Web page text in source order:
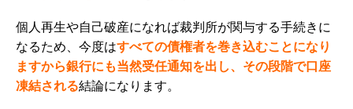
個人再生や自己破産になれば裁判所が関与する手続きに
なるため、今度はすべての債権者を巻き込むことになり
ますから銀行にも当然受任通知を出し、その段階で口座
凍結される結論になります。